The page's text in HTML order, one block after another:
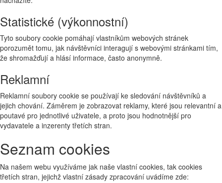
Statistické (výkonnostní)
Tyto soubory cookie pomáhají vlastníkům webových stránek
porozumět tomu, jak návštěvníci interagují s webovými stránkami tím,
že shromažďují a hlásí informace, často anonymně.
Reklamní
Reklamní soubory cookie se používají ke sledování návštěvníků a
jejich chování. Záměrem je zobrazovat reklamy, které jsou relevantní a
poutavé pro jednotlivé uživatele, a proto jsou hodnotnější pro
vydavatele a inzerenty třetích stran.
Seznam cookies
Na našem webu využíváme jak naše vlastní cookies, tak cookies
třetích stran, jejichž vlastní zásady zpracování uvádíme zde: